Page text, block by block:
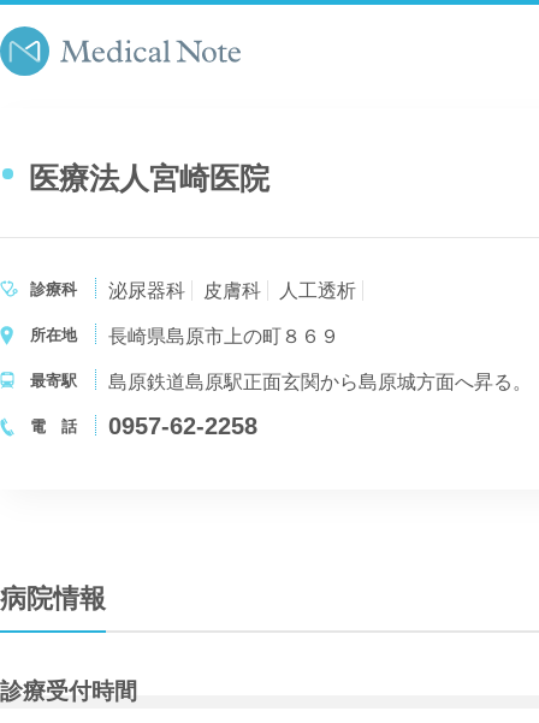
医療法人宮崎医院
診療科 泌尿器科 皮膚科 人工透析
所在地 長崎県島原市上の町８６９
最寄駅 島原鉄道島原駅正面玄関から島原城方面へ昇る
電 話 0957-62-2258
病院情報
診療受付時間